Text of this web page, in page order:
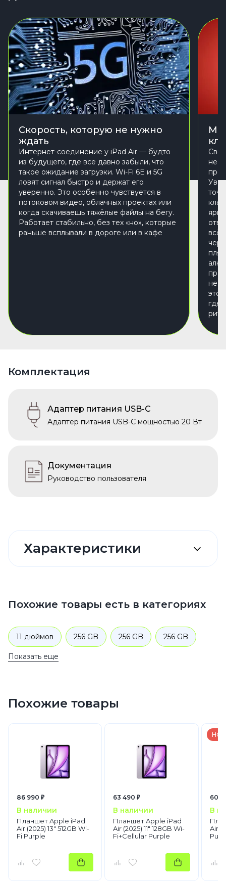
Скорость, которую не нужно
ждать
Интернет-соединение у iPad Air — будто
из будущего, где все давно забыли, что
такое ожидание загрузки. Wi-Fi 6E и 5G
ловят сигнал быстро и держат его
уверенно. Это особенно чувствуется в
потоковом видео, облачных проектах или
когда скачиваешь тяжёлые файлы на бегу.
Работает стабильно, без тех «но», которые
раньше всплывали в дороге или в кафе
не
всё
не
это
где
ритм
Комплектация
Адаптер питания USB-C
Адаптер питания USB-C мощностью 20 Вт
Документация
Руководство пользователя
Характеристики
Похожие товары есть в категориях
11 дюймов 256 GB 256 GB 256 GB
256 GB
AppleСиний Синий
Планшеты iPad Air
Показать еще
Похожие товары
86 990 ₽
В наличии
Планшет Apple iPad
Air (2025) 13" 512GB Wi-
Fi Purple
63 490 ₽
В наличии
Планшет Apple iPad
Air (2025) 11" 128GB Wi-
Fi+Cellular Purple
60
В
Air